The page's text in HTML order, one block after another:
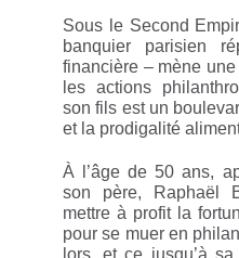
Sous le Second
banquier parisien
financière – mène
les actions
son fils est un
et la prodigalité
À l’âge de 50 ans,
son père, Raphaël
mettre à profit la
pour se muer en